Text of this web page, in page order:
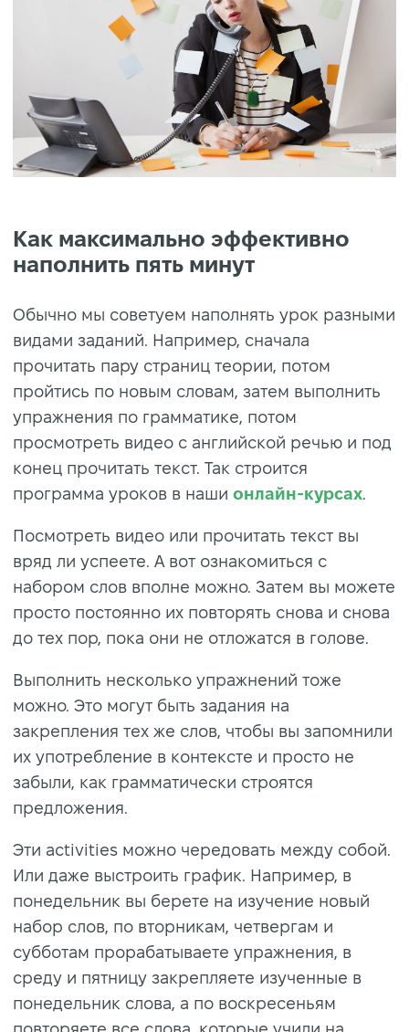
Как максимально эффективно
наполнить пять минут
Обычно мы советуем наполнять урок разными
видами заданий. Например, сначала
прочитать пару страниц теории, потом
пройтись по новым словам, затем выполнить
упражнения по грамматике, потом
просмотреть видео с английской речью и под
конец прочитать текст. Так строится
программа уроков в наши онлайн-курсах.
Посмотреть видео или прочитать текст вы
вряд ли успеете. А вот ознакомиться с
набором слов вполне можно. Затем вы можете
просто постоянно их повторять снова и снова
до тех пор, пока они не отложатся в голове.
Выполнить несколько упражнений тоже
можно. Это могут быть задания на
закрепления тех же слов, чтобы вы запомнили
их употребление в контексте и просто не
забыли, как грамматически строятся
предложения.
Эти activities можно чередовать между собой.
Или даже выстроить график. Например, в
понедельник вы берете на изучение новый
набор слов, по вторникам, четвергам и
субботам прорабатываете упражнения, в
среду и пятницу закрепляете изученные в
понедельник слова, а по воскресеньям